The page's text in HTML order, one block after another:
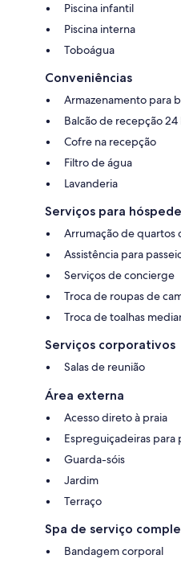
Piscina infantil
Piscina interna
Toboágua
Conveniências
Armazenamento para
Balcão de recepção 24
Cofre na recepção
Filtro de água
Lavanderia
Serviços para
Arrumação de quartos
Assistência para
Serviços de concierge
Troca de roupas de
Troca de toalhas
Serviços corporativos
Salas de reunião
Área externa
Acesso direto à praia
Espreguiçadeiras para
Guarda-sóis
Jardim
Terraço
Spa de serviço
Bandagem corporal